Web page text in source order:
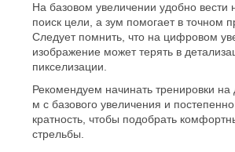
На базовом увеличении удобно вести
поиск цели, а зум помогает в точном
Следует помнить, что на цифровом
изображение может терять в
пикселизации.
Рекомендуем начинать тренировки на
м с базового увеличения и
кратность, чтобы подобрать
стрельбы.